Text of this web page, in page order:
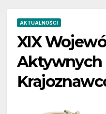
AKTUALNOŚCI
XIX
Aktywnych